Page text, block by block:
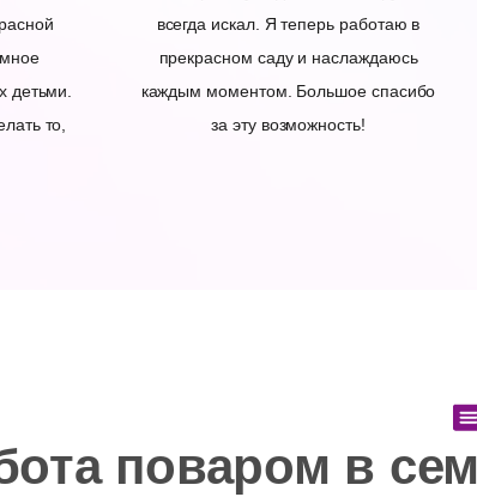
детьми.
то,
всегда искал. Я теперь работаю в
прекрасном саду и наслаждаюсь
каждым моментом. Большое спасибо
за эту возможность!
поваром в